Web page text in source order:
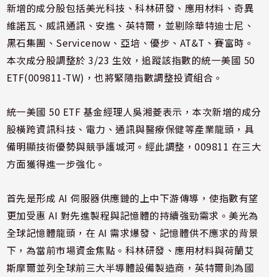
新增的成分股包括美光科技、科林研發、應用材料、奇異
維諾瓦、威訊通訊、安進、英特爾，並剔除華特迪士尼、
黑石集團、Servicenow、亞培、優步、AT&T、賽富時。
本次成分股調整於 3/23 生效，追蹤該指數的統一美國 50
ETF(009811-TW)，也將緊隨指數調整投資組合。
統一美國 50 ETF 基金經理人吳湘菱表示，本次新增的成分
股橫跨資訊科技、電力、通訊與醫療保健等產業龍頭，具
備明顯技術優勢與競爭護城河。經此調整，009811 在三大
方面獲得進一步強化。
首先是形成 AI 伺服器供應鏈的上中下游傳導，使指數有望
更加受惠 AI 對先進製程與記憶體的持續強勁需求。美光為
全球記憶體龍頭，在 AI 需求爆發、記憶體供不應求的背景
下，為當前市場資金焦點。科林研發、應用材料與荷蘭艾
斯摩爾並列全球前三大半導體設備製造商，英特爾則為國